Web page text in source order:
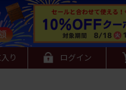
り ログイン